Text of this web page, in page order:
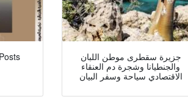
جزيرة سقطرى موطن اللبان
والجنطيانا وشجرة دم العنقاء
الاقتصادي سياحة وسفر البيان